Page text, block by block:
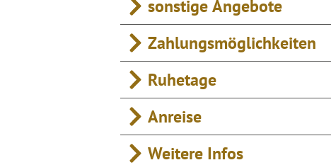
sonstige Angebote
Zahlungsmöglichkeiten
Ruhetage
Anreise
Weitere Infos